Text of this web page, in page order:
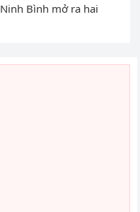
Bình mở ra hai